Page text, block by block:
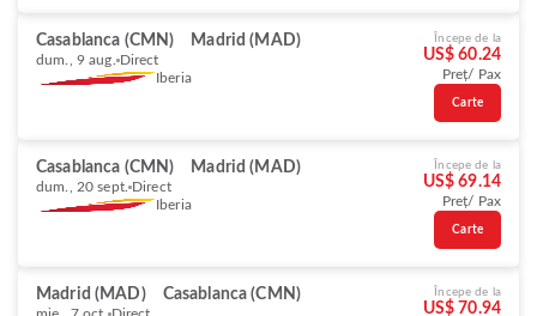
Casablanca (CMN) Madrid (MAD)
dum., 9 aug. Direct
Iberia
Începe de la
US$ 60.24
Preț/ Pax
Carte
Casablanca (CMN) Madrid (MAD)
dum., 20 sept. Direct
Iberia
Începe de la
US$ 69.14
Preț/ Pax
Carte
Madrid (MAD) Casablanca (CMN) Începe de la
US$ 70.94